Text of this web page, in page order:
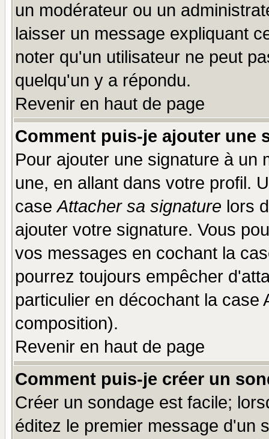
un modérateur ou un
laisser un message expliquant
noter qu'un utilisateur ne peut
quelqu'un y a répondu.
Revenir en haut de page
Comment puis-je ajouter une
Pour ajouter une signature à un
une, en allant dans votre profil.
caseAttacher sa signature lors
ajouter votre signature. Vous
vos messages en cochant la
pourrez toujours empêcher
particulier en décochant la
composition).
Revenir en haut de page
Comment puis-je créer un
Créer un sondage est facile;
éditez le premier message d'un